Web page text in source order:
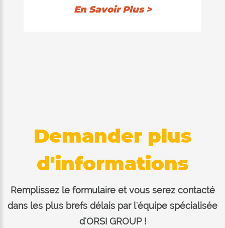
particulièrement au nettoyage des rues
En Savoir Plus >
Demander plus
d'informations
Remplissez le formulaire et vous serez contacté
dans les plus brefs délais par l'équipe spécialisée
d'ORSI GROUP !